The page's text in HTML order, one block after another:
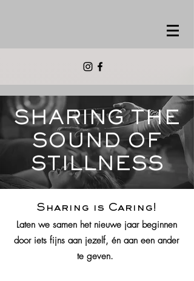
SHARING THE
SOUND OF
STILLNESS
Sharing is Caring!
Laten we samen het nieuwe jaar beginnen
door iets fijns aan jezelf, én aan een ander
te geven.